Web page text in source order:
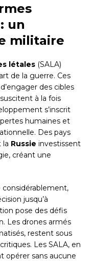
un
militaire
létales (SALA)
de la guerre. Ces
des cibles
à la fois
s’inscrit
humaines et
Des pays
la Russie investissent
créant une
considérablement,
jusqu’à
pose des défis
Les drones armés
restent sous
Les SALA, en
opérer sans aucune